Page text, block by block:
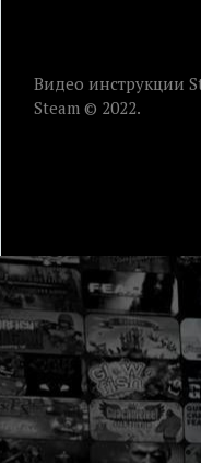
Видео инструкции
Steam © 2022.